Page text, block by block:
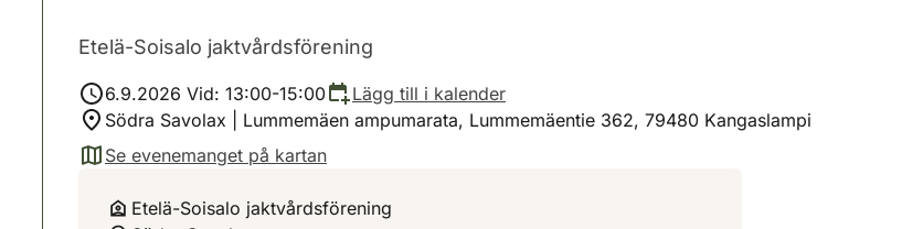
Etelä-Soisalo jaktvårdsförening
6.9.2026 Vid: 13:00-15:00
Lägg till i kalender
Södra Savolax | Lummemäen ampumarata, Lummemäentie 362, 79480 Kangaslampi
Se evenemanget på kartan
(avautuu uuteen välilehteen)
Etelä-Soisalo jaktvårdsförening